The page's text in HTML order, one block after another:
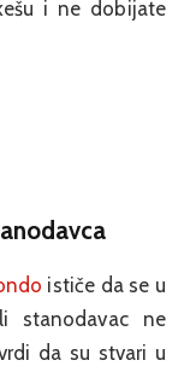
i ne dobijate
ističe da se u
stanodavac ne
da su stvari u